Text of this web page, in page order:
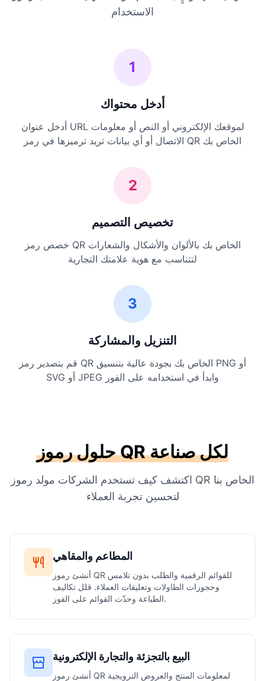
الاستخدام
1
أدخل محتواك
أدخل عنوان URL لموقعك الإلكتروني أو النص أو معلومات
الاتصال أو أي بيانات تريد ترميزها في رمز QR الخاص بك
2
تخصيص التصميم
خصص رمز QR الخاص بك بالألوان والأشكال والشعارات
لتتناسب مع هوية علامتك التجارية
3
التنزيل والمشاركة
قم بتصدير رمز QR الخاص بك بجودة عالية بتنسيق PNG أو
SVG أو JPEG وابدأ في استخدامه على الفور
حلول رموز QR لكل صناعة
اكتشف كيف تستخدم الشركات مولد رموز QR الخاص بنا
لتحسين تجربة العملاء
المطاعم والمقاهي
أنشئ رموز QR للقوائم الرقمية والطلب بدون تلامس
وحجوزات الطاولات وتعليقات العملاء. قلل تكاليف
الطباعة وحدّث القوائم على الفور.
البيع بالتجزئة والتجارة الإلكترونية
أنشئ رموز QR لمعلومات المنتج والعروض الترويجية